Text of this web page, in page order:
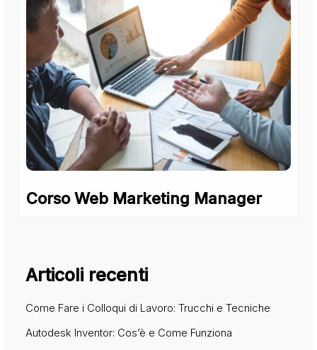
Corso Web Marketing Manager
Articoli recenti
Come Fare i Colloqui di Lavoro: Trucchi e Tecniche
Autodesk Inventor: Cos’è e Come Funziona